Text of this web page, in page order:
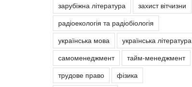
зарубіжна література
захист вітчизни
радіоекологія та радіобіологія
українська мова
українська література
самоменеджмент
тайм-менеджмент
трудове право
фізика